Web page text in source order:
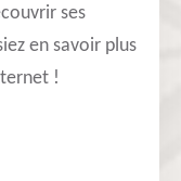
ses
en savoir plus
!